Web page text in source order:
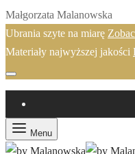
Małgorzata Malanowska
Ubrania szyte na miarę
Materiały najwyższej jakości
Menu